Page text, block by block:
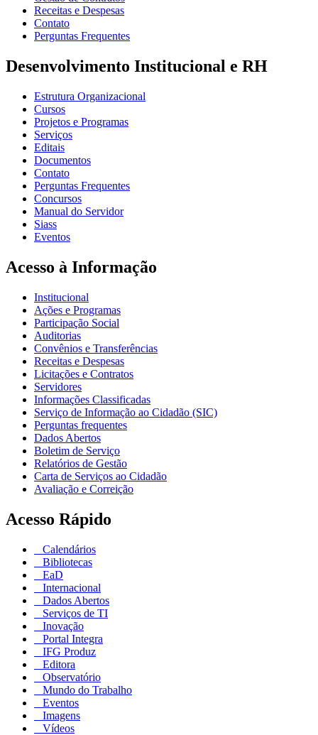
Receitas e Despesas
Contato
Perguntas Frequentes
Desenvolvimento Institucional e RH
Estrutura Organizacional
Cursos
Projetos e Programas
Serviços
Editais
Documentos
Contato
Perguntas Frequentes
Concursos
Manual do Servidor
Siass
Eventos
Acesso à Informação
Institucional
Ações e Programas
Participação Social
Auditorias
Convênios e Transferências
Receitas e Despesas
Licitações e Contratos
Servidores
Informações Classificadas
Serviço de Informação ao Cidadão (SIC)
Perguntas frequentes
Dados Abertos
Boletim de Serviço
Relatórios de Gestão
Carta de Serviços ao Cidadão
Avaliação e Correição
Acesso Rápido
Calendários
Bibliotecas
EaD
Internacional
Dados Abertos
Serviços de TI
Inovação
Portal Integra
IFG Produz
Editora
Observatório
Mundo do Trabalho
Eventos
Imagens
Vídeos